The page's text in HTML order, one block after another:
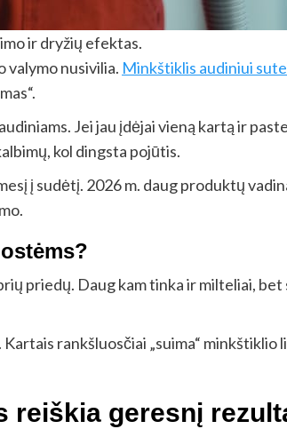
ir dryžių efektas.
valymo nusivilia. Minkštiklis audiniui
Jei jau įdėjai vieną kartą ir
kol dingsta pojūtis.
į sudėtį. 2026 m. daug produktų
priedų. Daug kam tinka ir milteliai,
rankšluosčiai „suima“
reiškia geresnį